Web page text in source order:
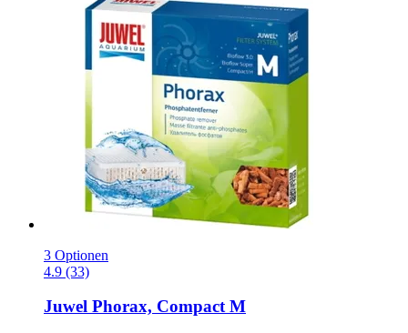
3 Optionen
4.9 (33)
Juwel Phorax, Compact M